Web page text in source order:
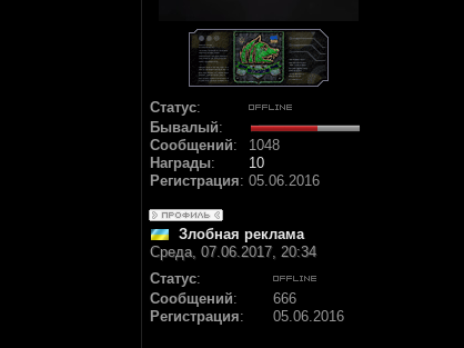
Статус:
Бывалый:
Сообщений:
1048
Награды:
10
Регистрация: 05.06.2016
Злобная реклама
Среда, 07.06.2017, 20:34
Статус:
Сообщений:
666
Регистрация: 05.06.2016